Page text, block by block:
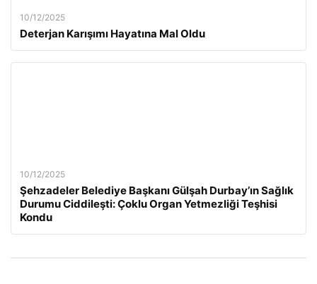
10/12/2025
Deterjan Karışımı Hayatına Mal Oldu
10/12/2025
Şehzadeler Belediye Başkanı Gülşah Durbay’ın Sağlık
Durumu Ciddileşti: Çoklu Organ Yetmezliği Teşhisi
Kondu